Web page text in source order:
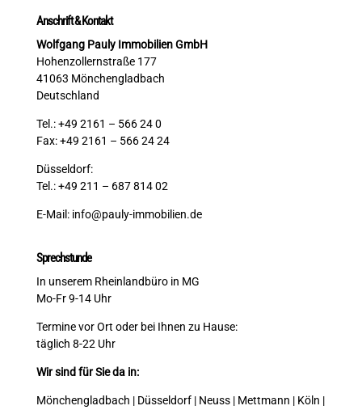
Anschrift & Kontakt
Wolfgang Pauly Immobilien GmbH
Hohenzollernstraße 177
41063 Mönchengladbach
Deutschland
Tel.: +49 2161 – 566 24 0
Fax: +49 2161 – 566 24 24
Düsseldorf:
Tel.: +49 211 – 687 814 02
E-Mail: info@pauly-immobilien.de
Sprechstunde
In unserem Rheinlandbüro in MG
Mo-Fr 9-14 Uhr
Termine vor Ort oder bei Ihnen zu Hause:
täglich 8-22 Uhr
Wir sind für Sie da in:
Mönchengladbach | Düsseldorf | Neuss | Mettmann | Köln |